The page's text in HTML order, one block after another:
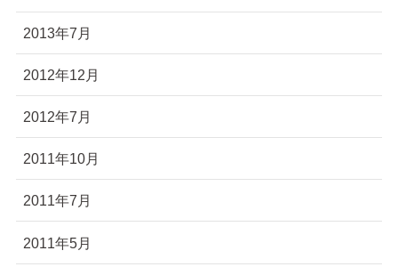
2013年7月
2012年12月
2012年7月
2011年10月
2011年7月
2011年5月